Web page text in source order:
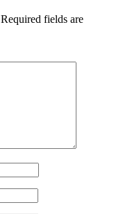
Required fields are